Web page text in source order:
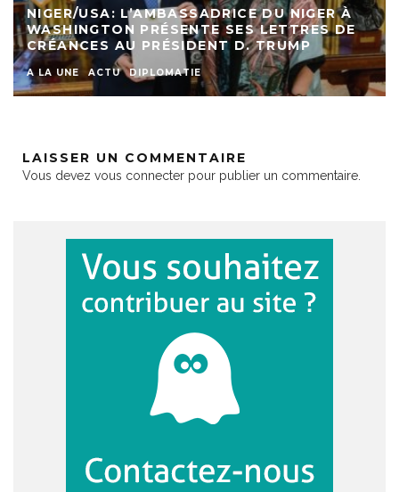
NIGER/USA: L’AMBASSADRICE DU NIGER À
WASHINGTON PRÉSENTE SES LETTRES DE
CRÉANCES AU PRÉSIDENT D. TRUMP
A LA UNE ACTU DIPLOMATIE
LAISSER UN COMMENTAIRE
Vous devez vous connecter pour publier un commentaire.